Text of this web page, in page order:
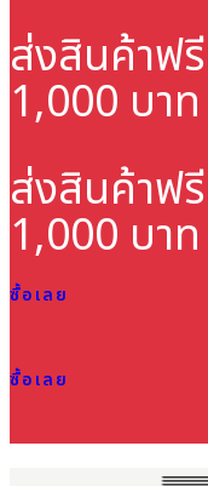
ส่งสินค้าฟรี
1,000 บาท
ส่งสินค้าฟรี
1,000 บาท
ซื้อเลย
ซื้อเลย